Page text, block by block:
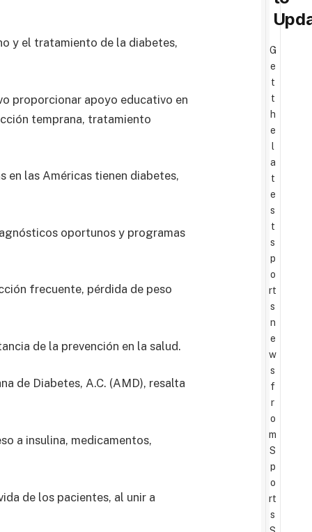
y el tratamiento de la diabetes,
proporcionar apoyo educativo en
temprana, tratamiento
en las Américas tienen diabetes,
oportunos y programas
frecuente, pérdida de peso
de la prevención en la salud.
de Diabetes, A.C. (AMD), resalta
a insulina, medicamentos,
de los pacientes, al unir a
G
e
t
t
h
e
l
a
t
e
s
t
s
p
o
rt
s
n
e
w
s
f
r
o
m
S
p
o
rt
s